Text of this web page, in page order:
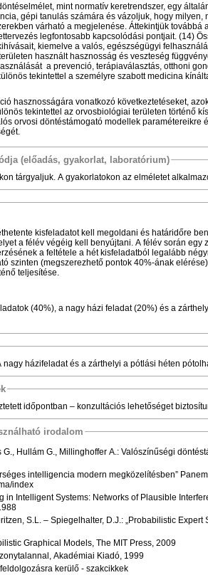
mint normatív keretrendszer, egy
gépi tanulás számára és vázoljuk, hogy
várható a megjelenése. Áttekintjük továbbá
legfontosabb kapcsolódási pontjait. (14)
kiemelve a valós, egészségügyi
használt hasznosság és veszteség
a prevenció, terápiaválasztás, otthoni
tekintettel a személyre szabott medicina
hasznosságára vonatkozó következtetéseket,
tekintettel az orvosbiológiai területen történő
orvosi döntéstámogató modellek paramétereikre
(előadás, gyakorlat, laboratórium)
tárgyaljuk. A gyakorlatokon az elméletet
kisfeladatot kell megoldani és határidőre
a félév végéig kell benyújtani. A félév során egy
a feltétele a hét kisfeladatból legalább
szinten (megszerezhető pontok 40%-ának
teljesítése.
(40%), a nagy házi feladat (20%) és a
házifeladat és a zárthelyi a pótlási héten
időpontban – konzultációs lehetőséget
irodalom
G., Hullám G., Millinghoffer A.: Valószínűségi
intelligencia modern megközelítésben”
index
in Intelligent Systems: Networks of Plausible
S.L. – Spiegelhalter, D.J.: „Probabilistic Expert
Graphical Models, The MIT Press, 2009
Akadémiai Kiadó, 1999
kerülő - szakcikkek